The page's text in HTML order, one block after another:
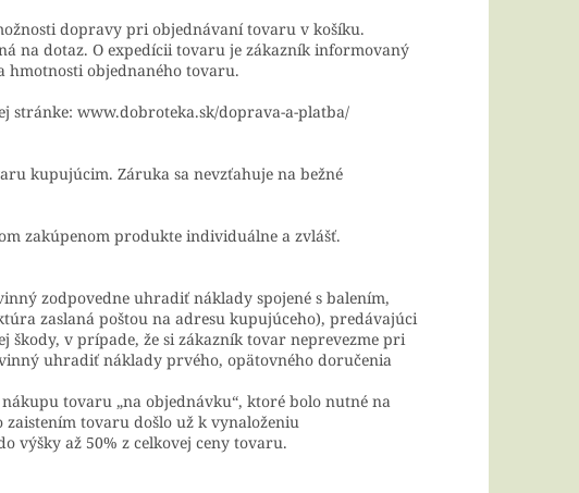
dopravy pri objednávaní tovaru v košíku.
na dotaz. O expedícii tovaru je zákazník informovaný
hmotnosti objednaného tovaru.
stránke: www.dobroteka.sk/doprava-a-platba/
kupujúcim. Záruka sa nevzťahuje na bežné
zakúpenom produkte individuálne a zvlášť.
zodpovedne uhradiť náklady spojené s balením,
zaslaná poštou na adresu kupujúceho), predávajúci
v prípade, že si zákazník tovar neprevezme pri
uhradiť náklady prvého, opätovného doručenia
tovaru „na objednávku“, ktoré bolo nutné na
zaistením tovaru došlo už k vynaloženiu
výšky až 50% z celkovej ceny tovaru.